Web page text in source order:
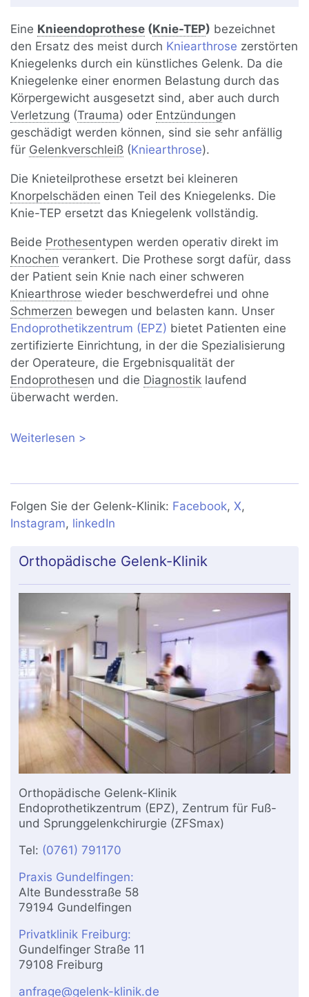
Eine Knieendoprothese (Knie-TEP) bezeichnet
den Ersatz des meist durch Kniearthrose zerstörten
Kniegelenks durch ein künstliches Gelenk. Da die
Kniegelenke einer enormen Belastung durch das
Körpergewicht ausgesetzt sind, aber auch durch
Verletzung (Trauma) oder Entzündungen
geschädigt werden können, sind sie sehr anfällig
für Gelenkverschleiß (Kniearthrose).
Die Knieteilprothese ersetzt bei kleineren
Knorpelschäden einen Teil des Kniegelenks. Die
Knie-TEP ersetzt das Kniegelenk vollständig.
Beide Prothesentypen werden operativ direkt im
Knochen verankert. Die Prothese sorgt dafür, dass
der Patient sein Knie nach einer schweren
Kniearthrose wieder beschwerdefrei und ohne
Schmerzen bewegen und belasten kann. Unser
Endoprothetikzentrum (EPZ) bietet Patienten eine
zertifizierte Einrichtung, in der die Spezialisierung
der Operateure, die Ergebnisqualität der
Endoprothesen und die Diagnostik laufend
überwacht werden.
Weiterlesen über Knieendoprothese (Knie-TEP):
Folgen Sie der Gelenk-Klinik: Facebook,X,
Instagram, linkedIn
Orthopädische Gelenk-Klinik
Orthopädische Gelenk-Klinik
Endoprothetikzentrum (EPZ), Zentrum für Fuß-
und Sprunggelenkchirurgie (ZFSmax)
Tel: (0761) 791170
Praxis Gundelfingen:
Alte Bundesstraße 58
79194 Gundelfingen
Privatklinik Freiburg:
Gundelfinger Straße 11
79108 Freiburg
anfrage@gelenk-klinik.de